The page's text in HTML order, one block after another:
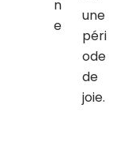
n
e
une
péri
ode
de
joie.